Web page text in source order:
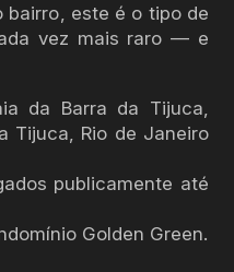
bairro, este é o tipo de
vez mais raro — e
da Barra da Tijuca,
Tijuca, Rio de Janeiro
publicamente até
Golden Green.